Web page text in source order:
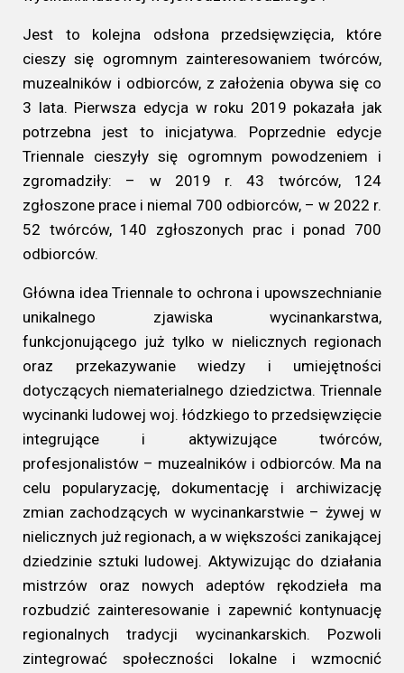
Jest to kolejna odsłona przedsięwzięcia, które
cieszy się ogromnym zainteresowaniem twórców,
muzealników i odbiorców, z założenia obywa się co
3 lata. Pierwsza edycja w roku 2019 pokazała jak
potrzebna jest to inicjatywa. Poprzednie edycje
Triennale cieszyły się ogromnym powodzeniem i
zgromadziły: – w 2019 r. 43 twórców, 124
zgłoszone prace i niemal 700 odbiorców, – w 2022 r.
52 twórców, 140 zgłoszonych prac i ponad 700
odbiorców.
Główna idea Triennale to ochrona i upowszechnianie
unikalnego zjawiska wycinankarstwa,
funkcjonującego już tylko w nielicznych regionach
oraz przekazywanie wiedzy i umiejętności
dotyczących niematerialnego dziedzictwa. Triennale
wycinanki ludowej woj. łódzkiego to przedsięwzięcie
integrujące i aktywizujące twórców,
profesjonalistów – muzealników i odbiorców. Ma na
celu popularyzację, dokumentację i archiwizację
zmian zachodzących w wycinankarstwie – żywej w
nielicznych już regionach, a w większości zanikającej
dziedzinie sztuki ludowej. Aktywizując do działania
mistrzów oraz nowych adeptów rękodzieła ma
rozbudzić zainteresowanie i zapewnić kontynuację
regionalnych tradycji wycinankarskich. Pozwoli
zintegrować społeczności lokalne i wzmocnić